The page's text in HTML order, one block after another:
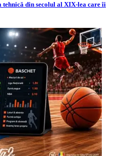
din secolul al XIX-lea care îi